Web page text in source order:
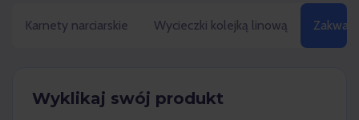
Karnety narciarskie Wycieczki kolejką linową
Wyklikaj swój produkt